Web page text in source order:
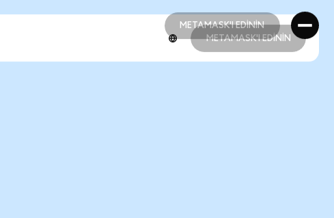
METAMASK'I EDİNİN
METAMASK'I EDİNİN
METAMASK'I EDİNİN